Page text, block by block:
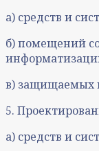
а) средств и
б) помещений
в) защищаемых
5.
а) средств и